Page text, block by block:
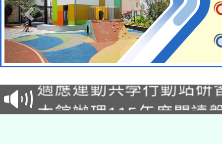
本校115學年度第2次
招甄選結果公告(無人
招)
適應運動共學行動站研
本館辦理115年度閱讀